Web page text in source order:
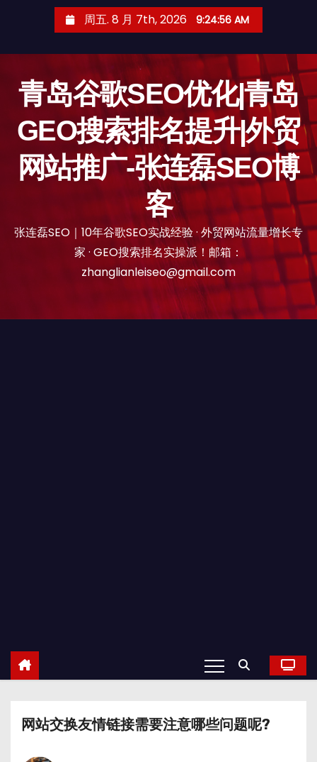
周五. 8 月 7th, 2026 9:24:57 AM
青岛谷歌SEO优化|青岛
GEO搜索排名提升|外贸
网站推广-张连磊SEO博
客
张连磊SEO｜10年谷歌SEO实战经验 · 外贸网站流量增长专
家 · GEO搜索排名实操派！邮箱：
zhanglianleiseo@gmail.com
网站交换友情链接需要注意哪些问题呢?